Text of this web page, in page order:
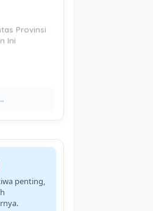
Provinsi
Ini
penting,